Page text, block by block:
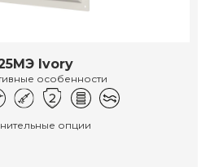
Ivory
особенности
опции